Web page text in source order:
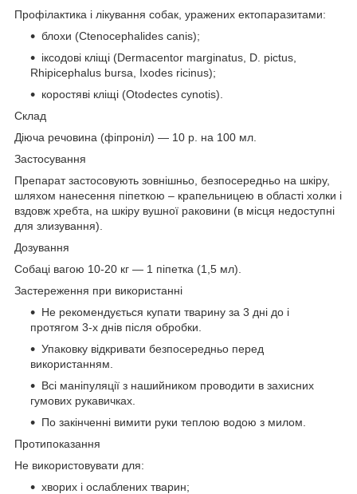
Профілактика і лікування собак, уражених ектопаразитами:
блохи (Ctenocephalides canis);
іксодові кліщі (Dermacentor marginatus, D. pictus,
Rhipicephalus bursa, Ixodes ricinus);
коростяві кліщі (Otodectes cynotis).
Склад
Діюча речовина (фіпроніл) — 10 р. на 100 мл.
Застосування
Препарат застосовують зовнішньо, безпосередньо на шкіру,
шляхом нанесення піпеткою – крапельницею в області холки і
вздовж хребта, на шкіру вушної раковини (в місця недоступні
для злизування).
Дозування
Собаці вагою 10-20 кг — 1 піпетка (1,5 мл).
Застереження при використанні
Не рекомендується купати тварину за 3 дні до і
протягом 3-х днів після обробки.
Упаковку відкривати безпосередньо перед
використанням.
Всі маніпуляції з нашийником проводити в захисних
гумових рукавичках.
По закінченні вимити руки теплою водою з милом.
Протипоказання
Не використовувати для:
хворих і ослаблених тварин;